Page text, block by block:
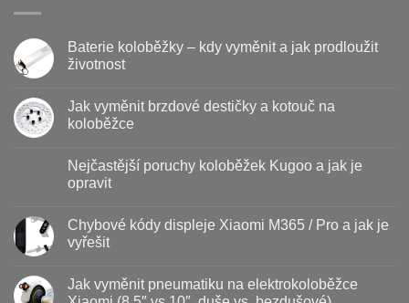
Baterie koloběžky – kdy vyměnit a jak prodloužit
životnost
textu
s
koloběžky
kdy
jak
prodloužit
životnost
Jak vyměnit brzdové destičky a kotouč na
koloběžce
u
textu
s
vyměnit
brzdové
destičky
na
koloběžce
Nejčastější poruchy koloběžek Kugoo a jak je
opravit
u
textu
s
poruchy
koloběžek
Chybové kódy displeje Xiaomi M365 / Pro a jak je
vyřešit
textu
Jak vyměnit pneumatiku na elektrokoloběžce